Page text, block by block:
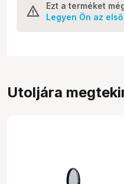
Ezt a terméket
Legyen Ön az
Utoljára